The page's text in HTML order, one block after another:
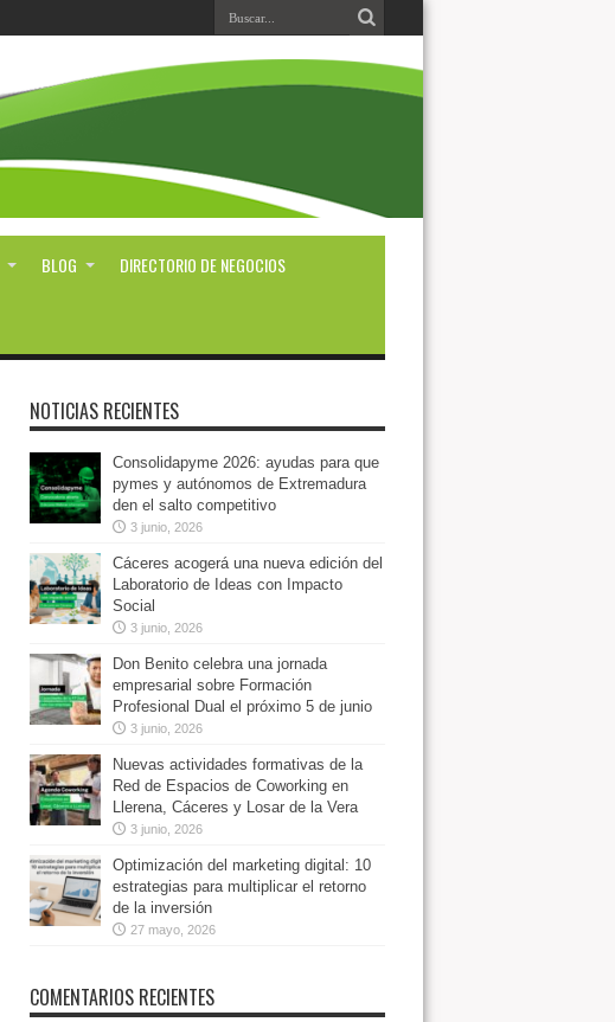
BLOG DIRECTORIO DE NEGOCIOS
NOTICIAS RECIENTES
Consolidapyme 2026: ayudas para que
pymes y autónomos de Extremadura
den el salto competitivo
3 junio, 2026
Cáceres acogerá una nueva edición del
Laboratorio de Ideas con Impacto
Social
3 junio, 2026
Don Benito celebra una jornada
empresarial sobre Formación
Profesional Dual el próximo 5 de junio
3 junio, 2026
Nuevas actividades formativas de la
Red de Espacios de Coworking en
Llerena, Cáceres y Losar de la Vera
3 junio, 2026
Optimización del marketing digital: 10
estrategias para multiplicar el retorno
de la inversión
27 mayo, 2026
COMENTARIOS RECIENTES